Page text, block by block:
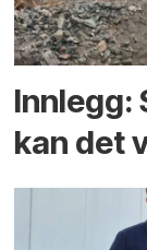
Innlegg:
kan det